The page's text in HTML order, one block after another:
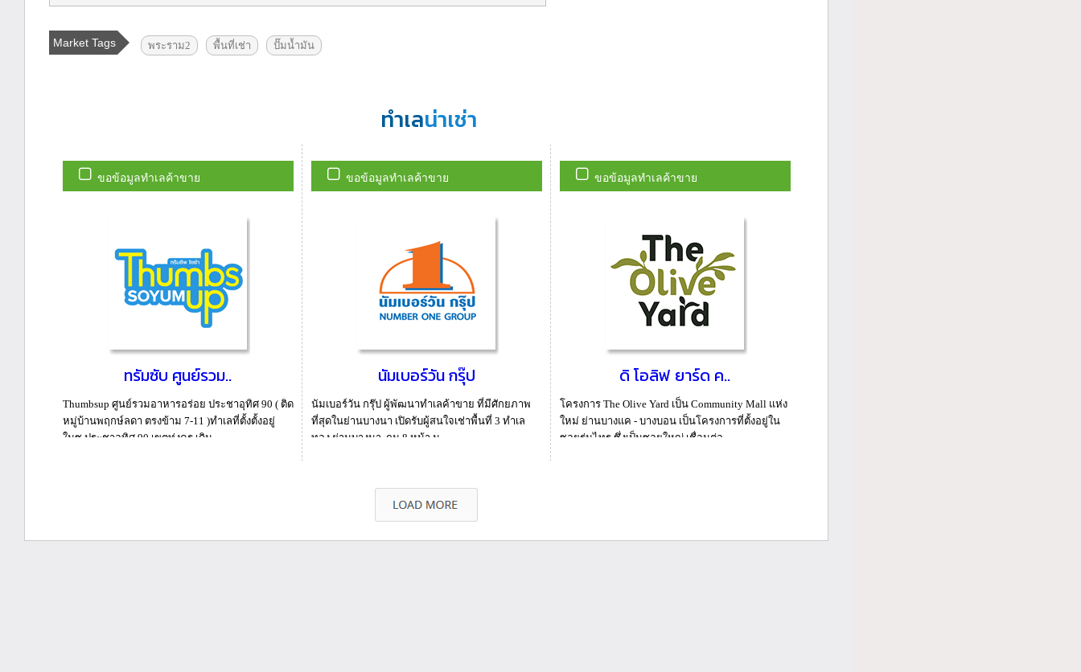
Market Tags พระราม2 พื้นที่เช่า ปั๊มน้ำมัน
ทำเลน่าเช่า
ขอข้อมูลทำเลค้าขาย
ทรัมซับ ศูนย์รวม..
Thumbsup ศูนย์รวมอาหารอร่อย ประชาอุทิศ 90 ( ติด
หมู่บ้านพฤกษ์ลดา ตรงข้าม 7-11 )ทำเลที่ตั้งตั้งอยู่
ในซ.ประชาอุทิศ 90 เขตทุ่งครุ เดิน...
ขอข้อมูลทำเลค้าขาย
นัมเบอร์วัน กรุ๊ป
นัมเบอร์วัน กรุ๊ป ผู้พัฒนาทำเลค้าขาย ที่มีศักยภาพ
ที่สุดในย่านบางนา เปิดรับผู้สนใจเช่าพื้นที่ 3 ทำเล
ทอง ย่านบางนา กม.8 หน้า ม...
ขอข้อมูลทำเลค้าขาย
ดิ โอลิฟ ยาร์ด ค..
โครงการ The Olive Yard เป็น Community Mall แห่ง
ใหม่ ย่านบางแค - บางบอน เป็นโครงการที่ตั้งอยู่ใน
ซอยร่มไทร ซึ่งเป็นซอยใหญ่ เชื่อมต่อ...